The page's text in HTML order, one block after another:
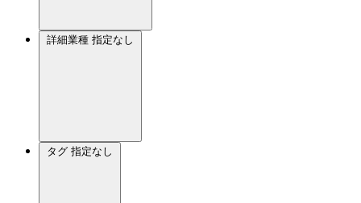
詳細業種 指定なし
タグ 指定なし